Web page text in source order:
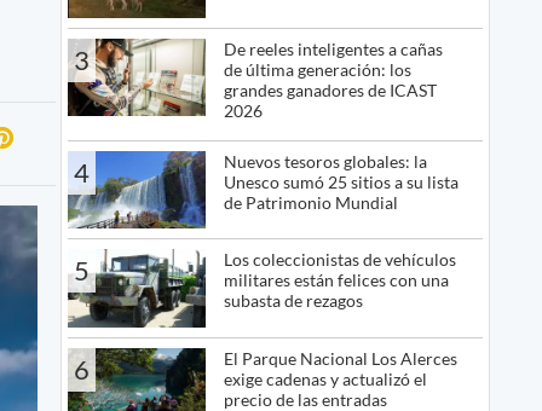
3
De reeles inteligentes a cañas
de última generación: los
grandes ganadores de ICAST
2026
4
Nuevos tesoros globales: la
Unesco sumó 25 sitios a su lista
de Patrimonio Mundial
5
Los coleccionistas de vehículos
militares están felices con una
subasta de rezagos
6
El Parque Nacional Los Alerces
exige cadenas y actualizó el
precio de las entradas